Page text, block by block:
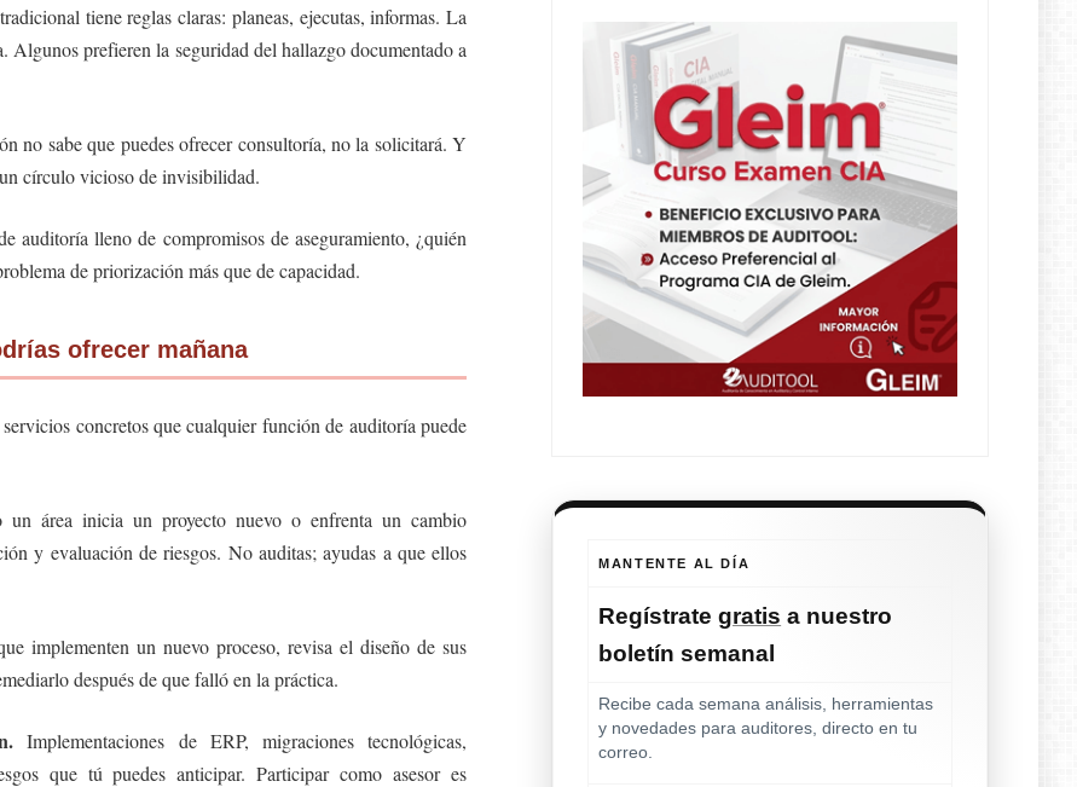
tiene reglas claras: planeas, ejecutas, informas. La
Algunos prefieren la seguridad del hallazgo documentado a
no sabe que puedes ofrecer consultoría, no la solicitará. Y
círculo vicioso de invisibilidad.
auditoría lleno de compromisos de aseguramiento, ¿quién
de priorización más que de capacidad.
ofrecer mañana
concretos que cualquier función de auditoría puede
un área inicia un proyecto nuevo o enfrenta un cambio
y evaluación de riesgos. No auditas; ayudas a que ellos
implementen un nuevo proceso, revisa el diseño de sus
después de que falló en la práctica.
Implementaciones de ERP, migraciones tecnológicas,
que tú puedes anticipar. Participar como asesor es
MANTENTE AL DÍA
Regístrategratis a nuestro
boletín semanal
Recibe cada semana análisis, herramientas
y novedades para auditores, directo en tu
correo.